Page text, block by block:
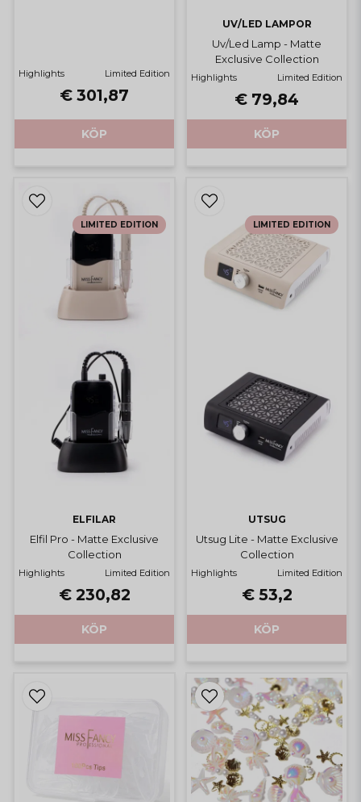
Highlights Limited Edition
€ 301,87
KÖP
UV/LED LAMPOR
Uv/Led Lamp - Matte
Exclusive Collection
Highlights Limited Edition
€ 79,84
KÖP
ELFILAR
Elfil Pro - Matte Exclusive
Collection
Highlights Limited Edition
€ 230,82
KÖP
LIMITED EDITION
UTSUG
Utsug Lite - Matte Exclusive
Collection
Highlights Limited Edition
€ 53,2
KÖP
LIMITED EDITION